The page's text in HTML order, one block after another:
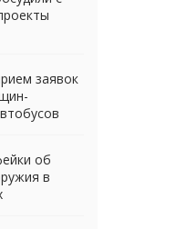
заявок
об
в